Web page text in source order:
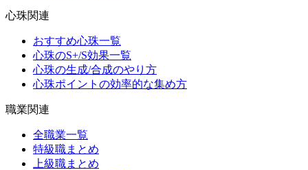
心珠関連
おすすめ心珠一覧
心珠のS+/S効果一覧
心珠の生成/合成のやり方
心珠ポイントの効率的な集め方
職業関連
全職業一覧
特級職まとめ
上級職まとめ